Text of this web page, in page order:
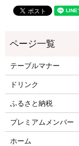
テーブルマナー
ドリンク
ふるさと納税
プレミアムメンバー
ホーム